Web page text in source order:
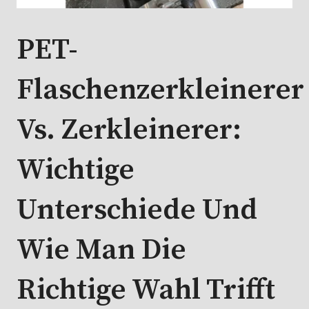
PET-
Flaschenzerkleinerer
Vs. Zerkleinerer:
Wichtige
Unterschiede Und
Wie Man Die
Richtige Wahl Trifft